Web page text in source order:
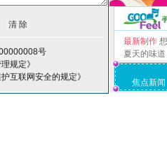
号
规定》
互联网安全的规定》
最新制作
夏天的味道
焦点新闻